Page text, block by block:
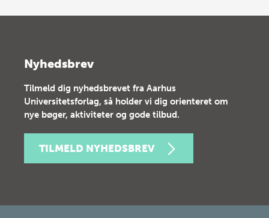
Nyhedsbrev
Tilmeld dig nyhedsbrevet fra Aarhus
Universitetsforlag, så holder vi dig orienteret om
nye bøger, aktiviteter og gode tilbud.
TILMELD NYHEDSBREV